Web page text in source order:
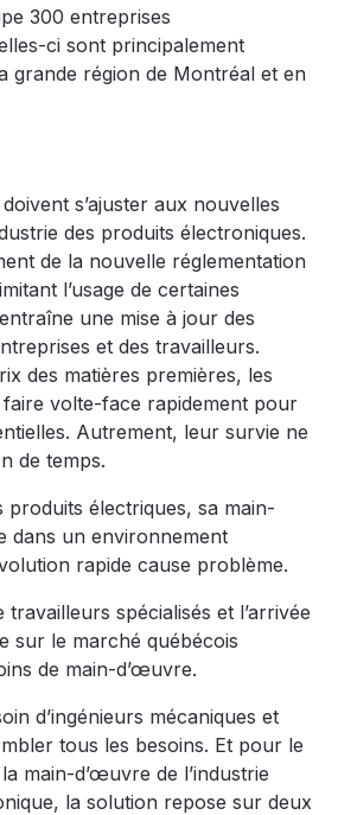
300 entreprises
ci sont principalement
grande région de Montréal et en
s’ajuster aux nouvelles
des produits électroniques.
de la nouvelle réglementation
l’usage de certaines
une mise à jour des
et des travailleurs.
des matières premières, les
volte-face rapidement pour
Autrement, leur survie ne
de temps.
produits électriques, sa main-
dans un environnement
rapide cause problème.
spécialisés et l’arrivée
sur le marché québécois
de main-d’œuvre.
d’ingénieurs mécaniques et
tous les besoins. Et pour le
main-d’œuvre de l’industrie
la solution repose sur deux